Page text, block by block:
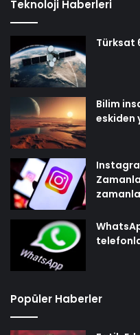
Teknoloji Haberleri
Türksat
Bilim
eskiden
Popüler Haberler